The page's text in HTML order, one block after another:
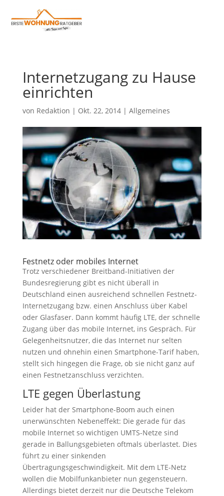
Internetzugang zu Hause
einrichten
von Redaktion | Okt. 22, 2014| Allgemeines
Festnetz oder mobiles Internet
Trotz verschiedener Breitband-Initiativen der
Bundesregierung gibt es nicht überall in
Deutschland einen ausreichend schnellen Festnetz-
Internetzugang bzw. einen Anschluss über Kabel
oder Glasfaser. Dann kommt häufig LTE, der schnelle
Zugang über das mobile Internet, ins Gespräch. Für
Gelegenheitsnutzer, die das Internet nur selten
nutzen und ohnehin einen Smartphone-Tarif haben,
stellt sich hingegen die Frage, ob sie nicht ganz auf
einen Festnetzanschluss verzichten.
LTE gegen Überlastung
Leider hat der Smartphone-Boom auch einen
unerwünschten Nebeneffekt: Die gerade für das
mobile Internet so wichtigen UMTS-Netze sind
gerade in Ballungsgebieten oftmals überlastet. Dies
führt zu einer sinkenden
Übertragungsgeschwindigkeit. Mit dem LTE-Netz
wollen die Mobilfunkanbieter nun gegensteuern.
Allerdings bietet derzeit nur die Deutsche Telekom